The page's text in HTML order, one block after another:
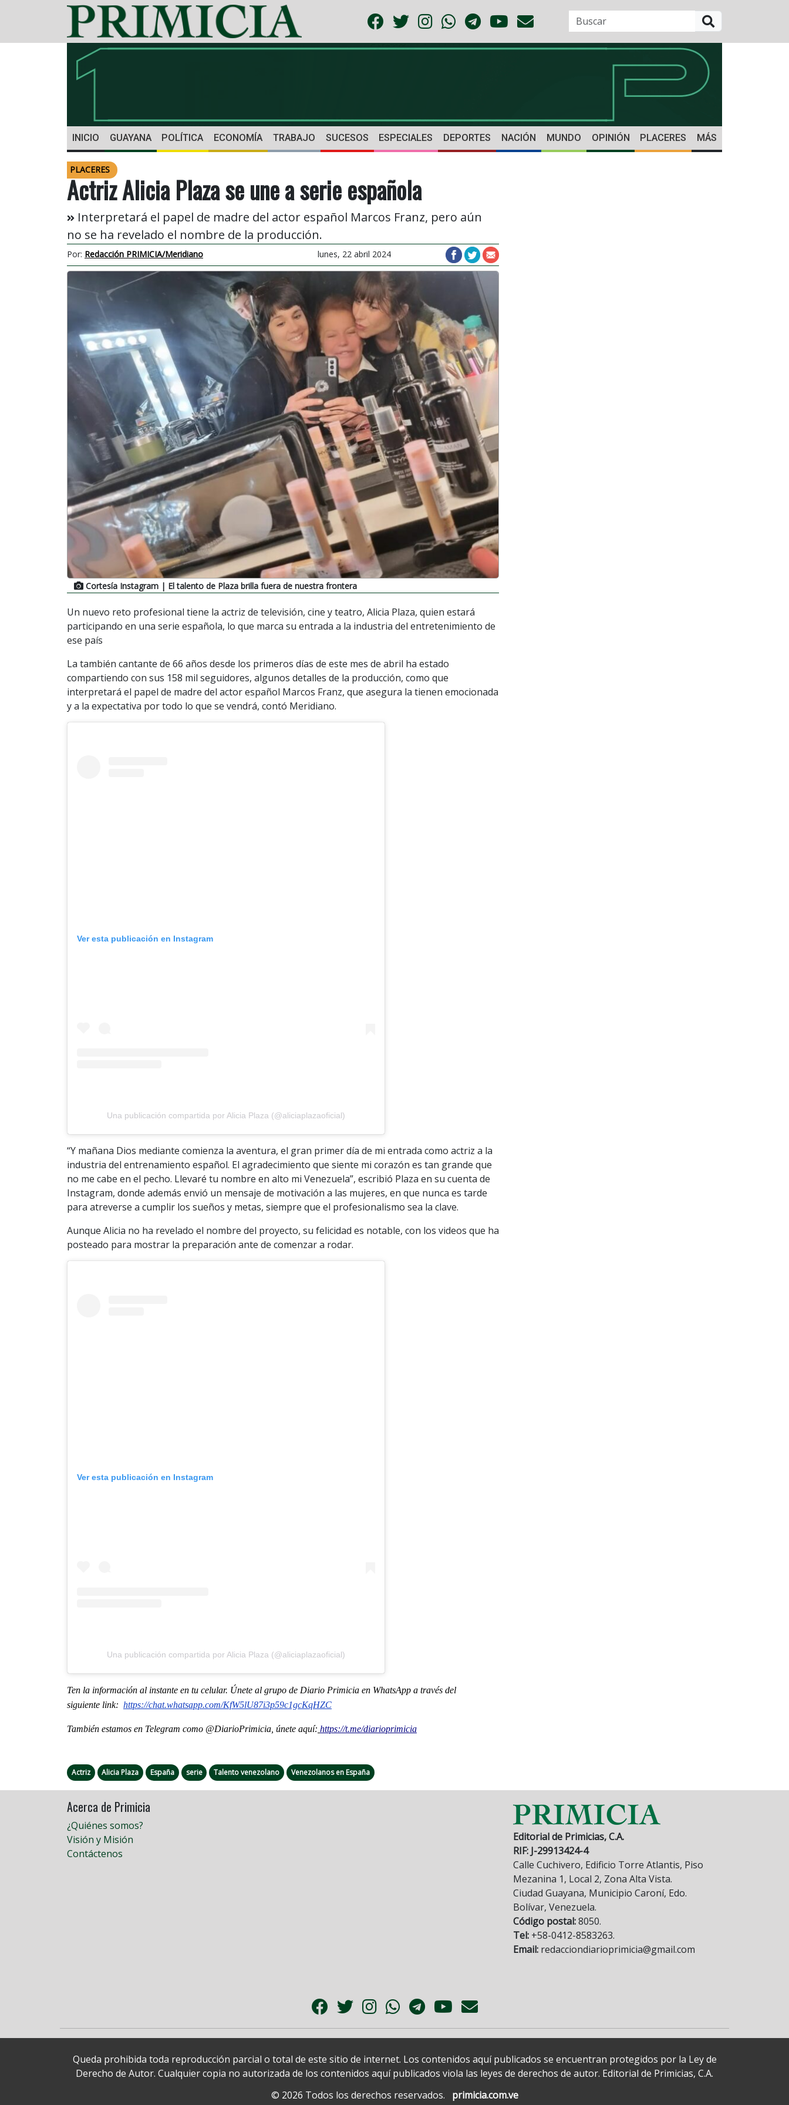
INICIO GUAYANA POLÍTICA ECONOMÍA TRABAJO SUCESOS ESPECIALES DEPORTES NACIÓN MUNDO OPINIÓN PLACERES MÁS
PLACERES
Actriz Alicia Plaza se une a serie española
Interpretará el papel de madre del actor español Marcos Franz, pero aún
no se ha revelado el nombre de la producción.
Por: Redacción PRIMICIA/Meridiano lunes, 22 abril 2024
Cortesía Instagram | El talento de Plaza brilla fuera de nuestra frontera
Un nuevo reto profesional tiene la actriz de televisión, cine y teatro, Alicia Plaza, quien estará
participando en una serie española, lo que marca su entrada a la industria del entretenimiento de
ese país
La también cantante de 66 años desde los primeros días de este mes de abril ha estado
compartiendo con sus 158 mil seguidores, algunos detalles de la producción, como que
interpretará el papel de madre del actor español Marcos Franz, que asegura la tienen emocionada
y a la expectativa por todo lo que se vendrá, contó Meridiano.
Ver esta publicación en Instagram
Una publicación compartida por Alicia Plaza (@aliciaplazaoficial)
“Y mañana Dios mediante comienza la aventura, el gran primer día de mi entrada como actriz a la
industria del entrenamiento español. El agradecimiento que siente mi corazón es tan grande que
no me cabe en el pecho. Llevaré tu nombre en alto mi Venezuela”, escribió Plaza en su cuenta de
Instagram, donde además envió un mensaje de motivación a las mujeres, en que nunca es tarde
para atreverse a cumplir los sueños y metas, siempre que el profesionalismo sea la clave.
Aunque Alicia no ha revelado el nombre del proyecto, su felicidad es notable, con los videos que ha
posteado para mostrar la preparación ante de comenzar a rodar.
Ver esta publicación en Instagram
Una publicación compartida por Alicia Plaza (@aliciaplazaoficial)
Ten la información al instante en tu celular. Únete al grupo de Diario Primicia en WhatsApp a través del
siguiente link: https://chat.whatsapp.com/KfW5lU87i3p59c1gcKqHZC
También estamos en Telegram como @DiarioPrimicia, únete aquí: https://t.me/diarioprimicia
Actriz Alicia Plaza España serie Talento venezolano Venezolanos en España
Acerca de Primicia
¿Quiénes somos?
Visión y Misión
Contáctenos
Editorial de Primicias, C.A.
RIF: J-29913424-4
Calle Cuchivero, Edificio Torre Atlantis, Piso
Mezanina 1, Local 2, Zona Alta Vista.
Ciudad Guayana, Municipio Caroní, Edo.
Bolívar, Venezuela.
Código postal:8050.
Tel: +58-0412-8583263.
Email: redacciondiarioprimicia@gmail.com
Queda prohibida toda reproducción parcial o total de este sitio de internet. Los contenidos aquí publicados se encuentran protegidos por la Ley de
Derecho de Autor. Cualquier copia no autorizada de los contenidos aquí publicados viola las leyes de derechos de autor. Editorial de Primicias, C.A.
© 2026 Todos los derechos reservados.
primicia.com.ve